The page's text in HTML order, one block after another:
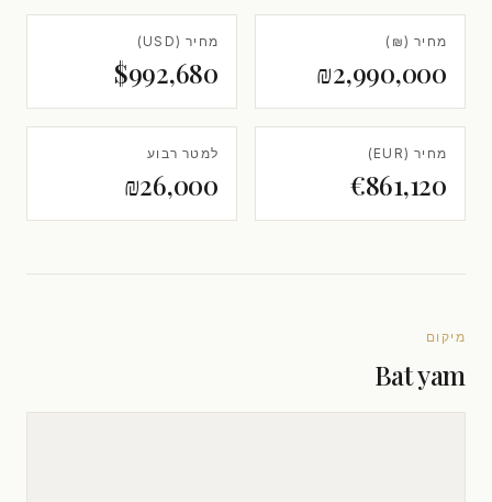
מחיר (₪)
₪2,990,000
מחיר (USD)
$992,680
מחיר (EUR)
€861,120
למטר רבוע
₪26,000
מיקום
Bat yam